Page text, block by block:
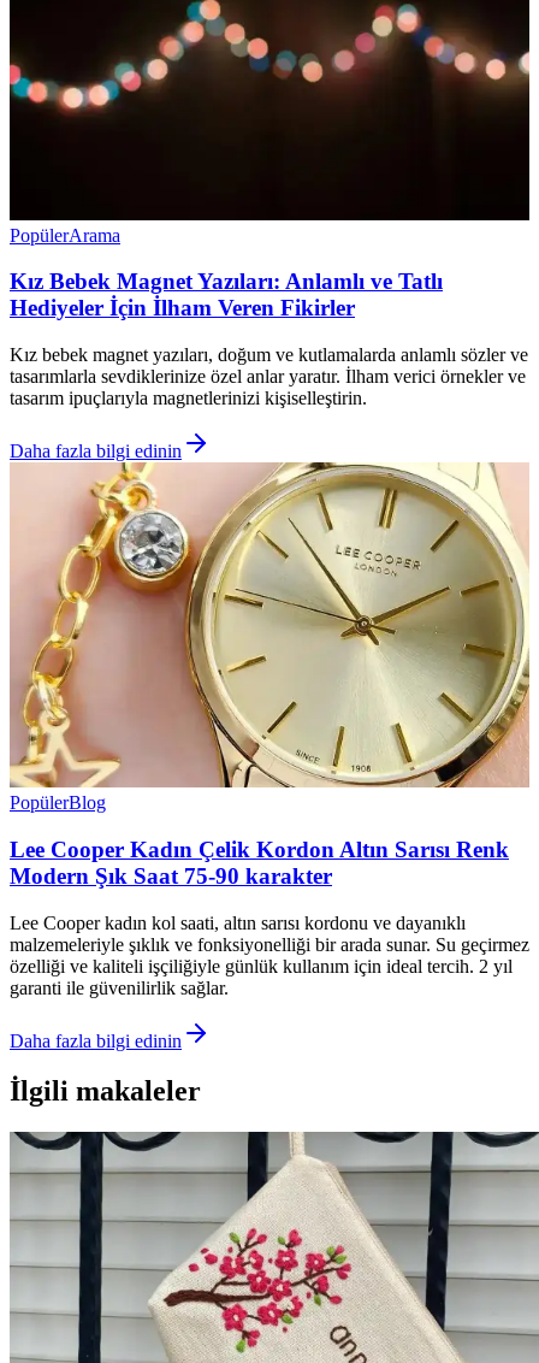
PopülerArama
Kız Bebek Magnet Yazıları: Anlamlı ve Tatlı
Hediyeler İçin İlham Veren Fikirler
Kız bebek magnet yazıları, doğum ve kutlamalarda anlamlı sözler ve
tasarımlarla sevdiklerinize özel anlar yaratır. İlham verici örnekler ve
tasarım ipuçlarıyla magnetlerinizi kişiselleştirin.
Daha fazla bilgi edinin
PopülerBlog
Lee Cooper Kadın Çelik Kordon Altın Sarısı Renk
Modern Şık Saat 75-90 karakter
Lee Cooper kadın kol saati, altın sarısı kordonu ve dayanıklı
malzemeleriyle şıklık ve fonksiyonelliği bir arada sunar. Su geçirmez
özelliği ve kaliteli işçiliğiyle günlük kullanım için ideal tercih. 2 yıl
garanti ile güvenilirlik sağlar.
Daha fazla bilgi edinin
İlgili makaleler